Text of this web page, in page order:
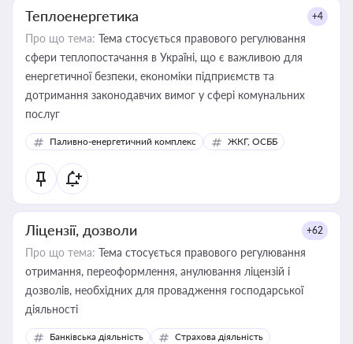
Теплоенергетика +4
Про що тема: Тема стосується правового регулювання
сфери теплопостачання в Україні, що є важливою для
енергетичної безпеки, економіки підприємств та
дотримання законодавчих вимог у сфері комунальних
послуг
Паливно-енергетичний комплекс ЖКГ, ОСББ
Ліцензії, дозволи +62
Про що тема: Тема стосується правового регулювання
отримання, переоформлення, анулювання ліцензій і
дозволів, необхідних для провадження господарської
діяльності
Банківська діяльність
Страхова діяльність